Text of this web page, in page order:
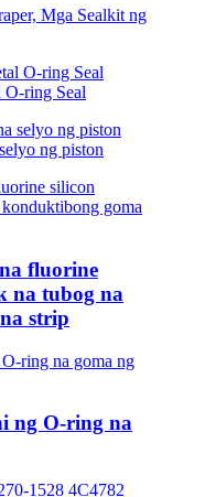
Mga Sealkit ng
ring Seal
ng piston
fluorine
na tubog na
strip
ng O-ring na